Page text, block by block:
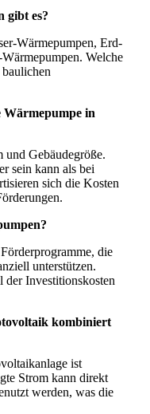
gibt es?
Wärmepumpen, Erd-
Welche
Wärmepumpe in
und Gebäudegröße.
sein kann als bei
sich die Kosten
die
unterstützen.
der Investitionskosten
kombiniert
ist
Strom kann direkt
werden, was die